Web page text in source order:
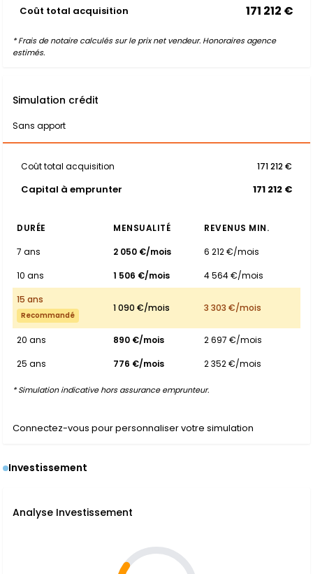
Coût total acquisition 171 212 €
* Frais de notaire calculés sur le prix net vendeur. Honoraires agence
estimés.
Simulation crédit
Sans apport
Coût total acquisition 171 212 €
Capital à emprunter 171 212 €
DURÉE MENSUALITÉ
REVENUS MIN.
7 ans
2 050 €/mois
6 212 €/mois
10 ans
1 506 €/mois
4 564 €/mois
15 ans
Recommandé
1 090 €/mois 3 303 €/mois
20 ans 890 €/mois
2 697 €/mois
25 ans
776 €/mois 2 352 €/mois
* Simulation indicative hors assurance emprunteur.
Connectez-vous pour personnaliser votre simulation
Investissement
Analyse Investissement